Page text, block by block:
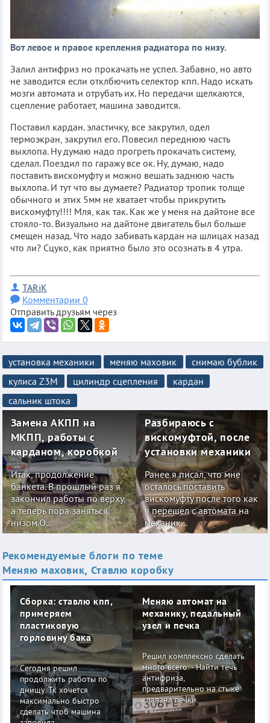
Вот левое и правое крепления радиатора по низу.
Залил антифриз но прокачать не успел. Забавно, но авто
не заводится если отклбючить селектор кпп. Надо искать
мозги автомата и отрубать их. Но передачи щелкаются,
сцепление работает, машина заводится.
Поставил кардан. эластичку, все закрутил, одел
термоэкран, закрутил его. Повесил переднюю часть
выхлопа. Ну думаю надо прогреть прокачать систему,
сделал. Поездил по гаражу все ок. Ну, думаю, надо
поставить вискомуфту и можно вешать заднюю часть
выхлопа. И тут что вы думаете? Радиатор тропик толще
обычного и этих 5мм не хватает чтобы прикрутить
вискомуфту!!!! Мля, как так. Как же у меня на дайтоне все
стояло-то. Визуально на дайтоне двигатель был больше
смещен назад. Что надо забивать кардан на шлицах назад
что ли? Сцуко, как приятно было это осознать в 4 утра.
TARiK
Комментарии 0
Отправить друзьям через
установка механики меняю маховик
снимаю бублик
кулиса Z3M
цилиндр сцепления
кардан
сальник штока
Замена АКПП на
МКПП, работы с
карданом, коробкой
Итак, продолжение
банкета. В прошлый раз я
закончил работы по верху,
а теперь пора заняться
низом.О...
Разбираюсь с
вискомуфтой, после
установки механики
Ранее я писал, что мне
осталось поставить
вискомуфту после того как
я перешел с автомата на
механик...
Рекомендуемые блоги по теме
Меняю маховик, Ставлю коробку
Сборка: ставлю кпп,
примеряем
пластиковую
горловину бака
Сегодня решил
продолжить работы по
днищу. Тк хочется
максимально быстро
сделать чтоб машина
Меняю автомат на
механику, педальный
узел и печка
Решил комплексно сделать
много всего: - Найти течь
антифриза,
предварительно на стыке
клапана печки...